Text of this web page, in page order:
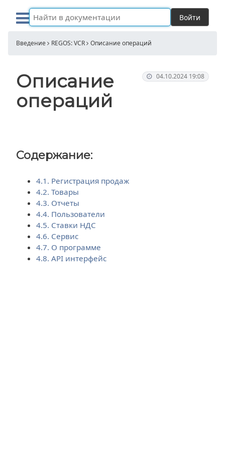
Войти
Введение REGOS: VCR Описание операций
04.10.2024 19:08
Описание
операций
Содержание:
4.1. Регистрация продаж
4.2. Товары
4.3. Отчеты
4.4. Пользователи
4.5. Ставки НДС
4.6. Сервис
4.7. О программе
4.8. API интерфейс